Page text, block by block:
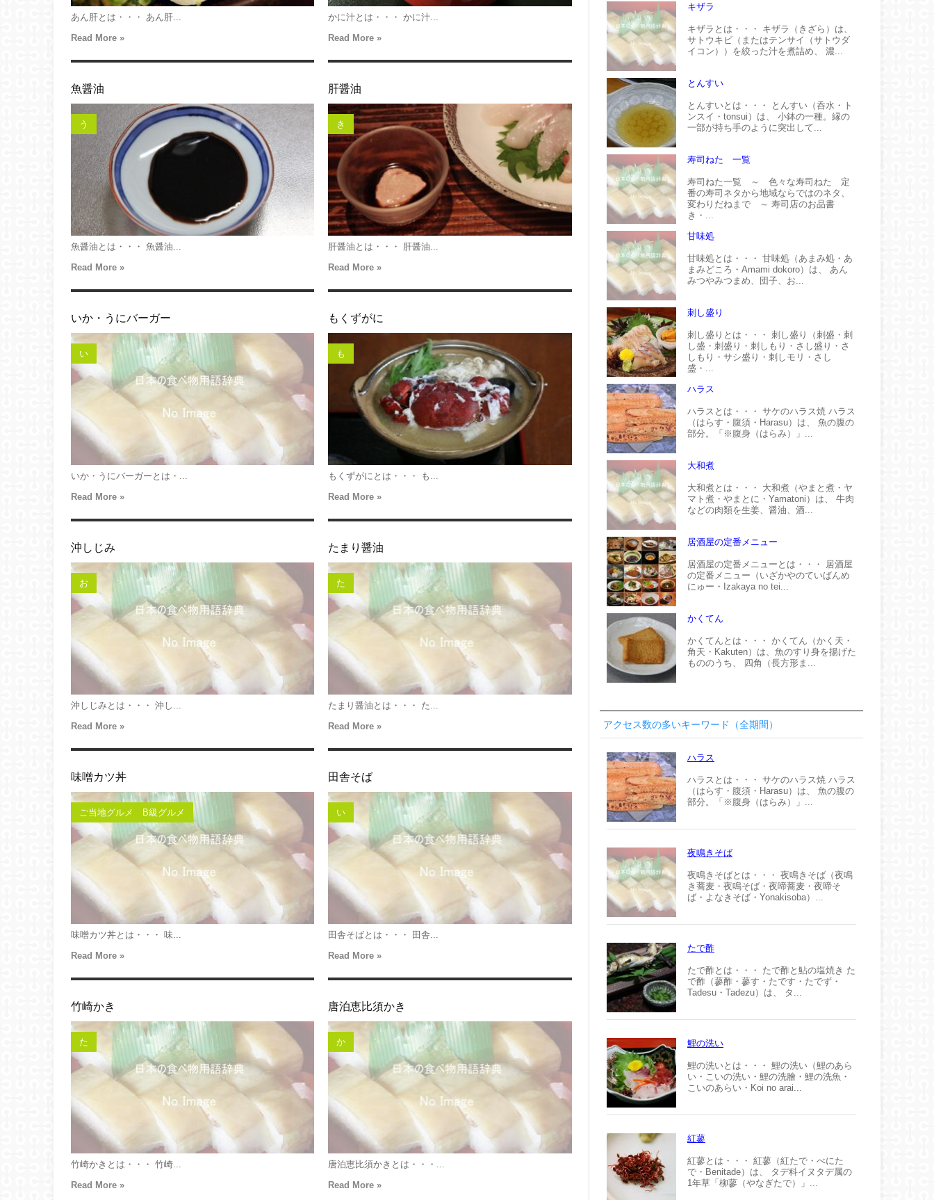
あん肝とは・・・ あん肝...
Read More »
かに汁とは・・・ かに汁...
Read More »
魚醤油
う
魚醤油とは・・・ 魚醤油...
Read More »
肝醤油
き
肝醤油とは・・・ 肝醤油...
Read More »
いか・うにバーガー
い
いか・うにバーガーとは・...
Read More »
もくずがに
も
もくずがにとは・・・ も...
Read More »
沖しじみ
お
沖しじみとは・・・ 沖し...
Read More »
たまり醤油
た
たまり醤油とは・・・ た...
Read More »
味噌カツ丼
ご当地グルメ B級グルメ
味噌カツ丼とは・・・ 味...
Read More »
田舎そば
い
田舎そばとは・・・ 田舎...
Read More »
竹崎かき
た
竹崎かきとは・・・ 竹崎...
Read More »
唐泊恵比須かき
か
唐泊恵比須かきとは・・・...
Read More »
キザラ
キザラとは・・・ キザラ（きざら）は、
サトウキビ（またはテンサイ（サトウダ
イコン））を絞った汁を煮詰め、 濃...
とんすい
とんすいとは・・・ とんすい（呑水・ト
ンスイ・tonsui）は、 小鉢の一種。縁の
一部が持ち手のように突出して...
寿司ねた 一覧
寿司ねた一覧 ～ 色々な寿司ねた 定
番の寿司ネタから地域ならではのネタ、
変わりだねまで ～ 寿司店のお品書
き・...
甘味処
甘味処とは・・・ 甘味処（あまみ処・あ
まみどころ・Amami dokoro）は、 あん
みつやみつまめ、団子、お...
刺し盛り
刺し盛りとは・・・ 刺し盛り（刺盛・刺
し盛・刺盛り・刺しもり・さし盛り・さ
しもり・サシ盛り・刺しモリ・さし
盛・...
ハラス
ハラスとは・・・ サケのハラス焼 ハラス
（はらす・腹須・Harasu）は、 魚の腹の
部分。「※腹身（はらみ）」...
大和煮
大和煮とは・・・ 大和煮（やまと煮・ヤ
マト煮・やまとに・Yamatoni）は、 牛肉
などの肉類を生姜、醤油、酒...
居酒屋の定番メニュー
居酒屋の定番メニューとは・・・ 居酒屋
の定番メニュー（いざかやのていばんめ
にゅー・Izakaya no tei...
かくてん
かくてんとは・・・ かくてん（かく天・
角天・Kakuten）は、魚のすり身を揚げた
もののうち、 四角（長方形ま...
アクセス数の多いキーワード（全期間）
ハラス
ハラスとは・・・ サケのハラス焼 ハラス
（はらす・腹須・Harasu）は、 魚の腹の
部分。「※腹身（はらみ）」...
夜鳴きそば
夜鳴きそばとは・・・ 夜鳴きそば（夜鳴
き蕎麦・夜鳴そば・夜啼蕎麦・夜啼そ
ば・よなきそば・Yonakisoba）...
たで酢
たで酢とは・・・ たで酢と鮎の塩焼き た
で酢（蓼酢・蓼す・たです・たでず・
Tadesu・Tadezu）は、 タ...
鯉の洗い
鯉の洗いとは・・・ 鯉の洗い（鯉のあら
い・こいの洗い・鯉の洗膾・鯉の洗魚・
こいのあらい・Koi no arai...
紅蓼
紅蓼とは・・・ 紅蓼（紅たで・べにた
で・Benitade）は、 タデ科イヌタデ属の
1年草「柳蓼（やなぎたで）」...